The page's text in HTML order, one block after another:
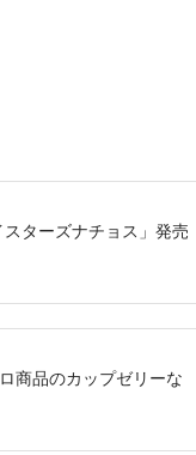
ターズナチョス」発売
商品のカップゼリーな